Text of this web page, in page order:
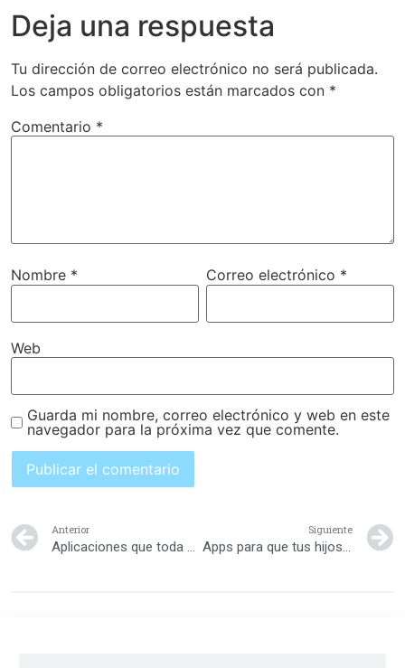
Deja una respuesta
Tu dirección de correo electrónico no será publicada.
Los campos obligatorios están marcados con *
Comentario *
Nombre * Correo electrónico *
Web
Guarda mi nombre, correo electrónico y web en este
navegador para la próxima vez que comente.
Anterior
Aplicaciones que toda mujer debe tener
Siguiente
Apps para que tus hijos desarrollen su propio videojuego